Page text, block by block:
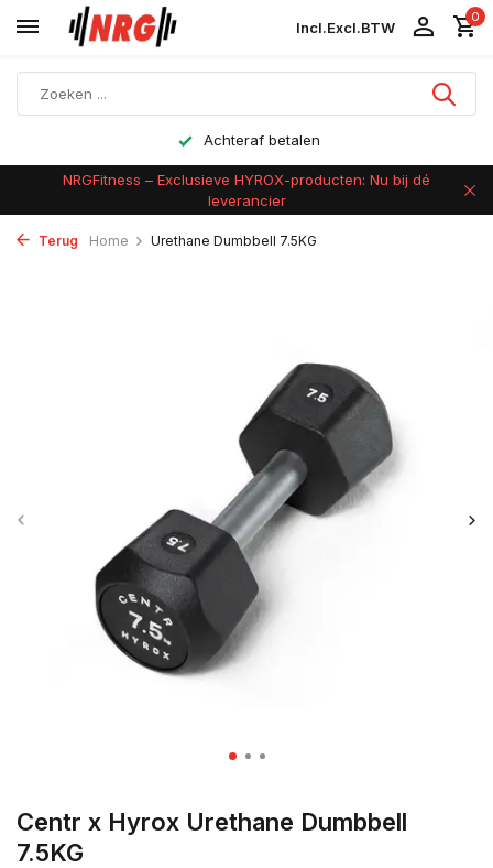
Incl.Excl.BTW
0
Achteraf betalen
NRGFitness – Exclusieve HYROX-producten: Nu bij dé
leverancier
Terug Home Urethane Dumbbell 7.5KG
Centr x Hyrox Urethane Dumbbell
7.5KG